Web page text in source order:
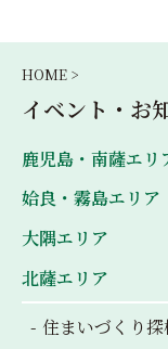
HOME >
イベント・お
鹿児島・南薩エリ
姶良・霧島エリア
大隅エリア
北薩エリア
住まいづくり